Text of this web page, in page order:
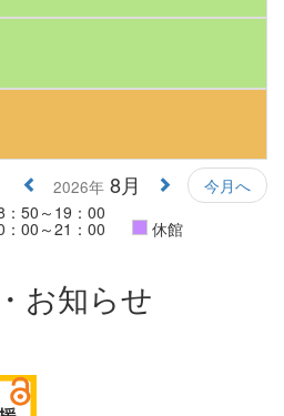
2026年 8月
今月へ
：50～19：00
：00～21：00 休館
お知らせ